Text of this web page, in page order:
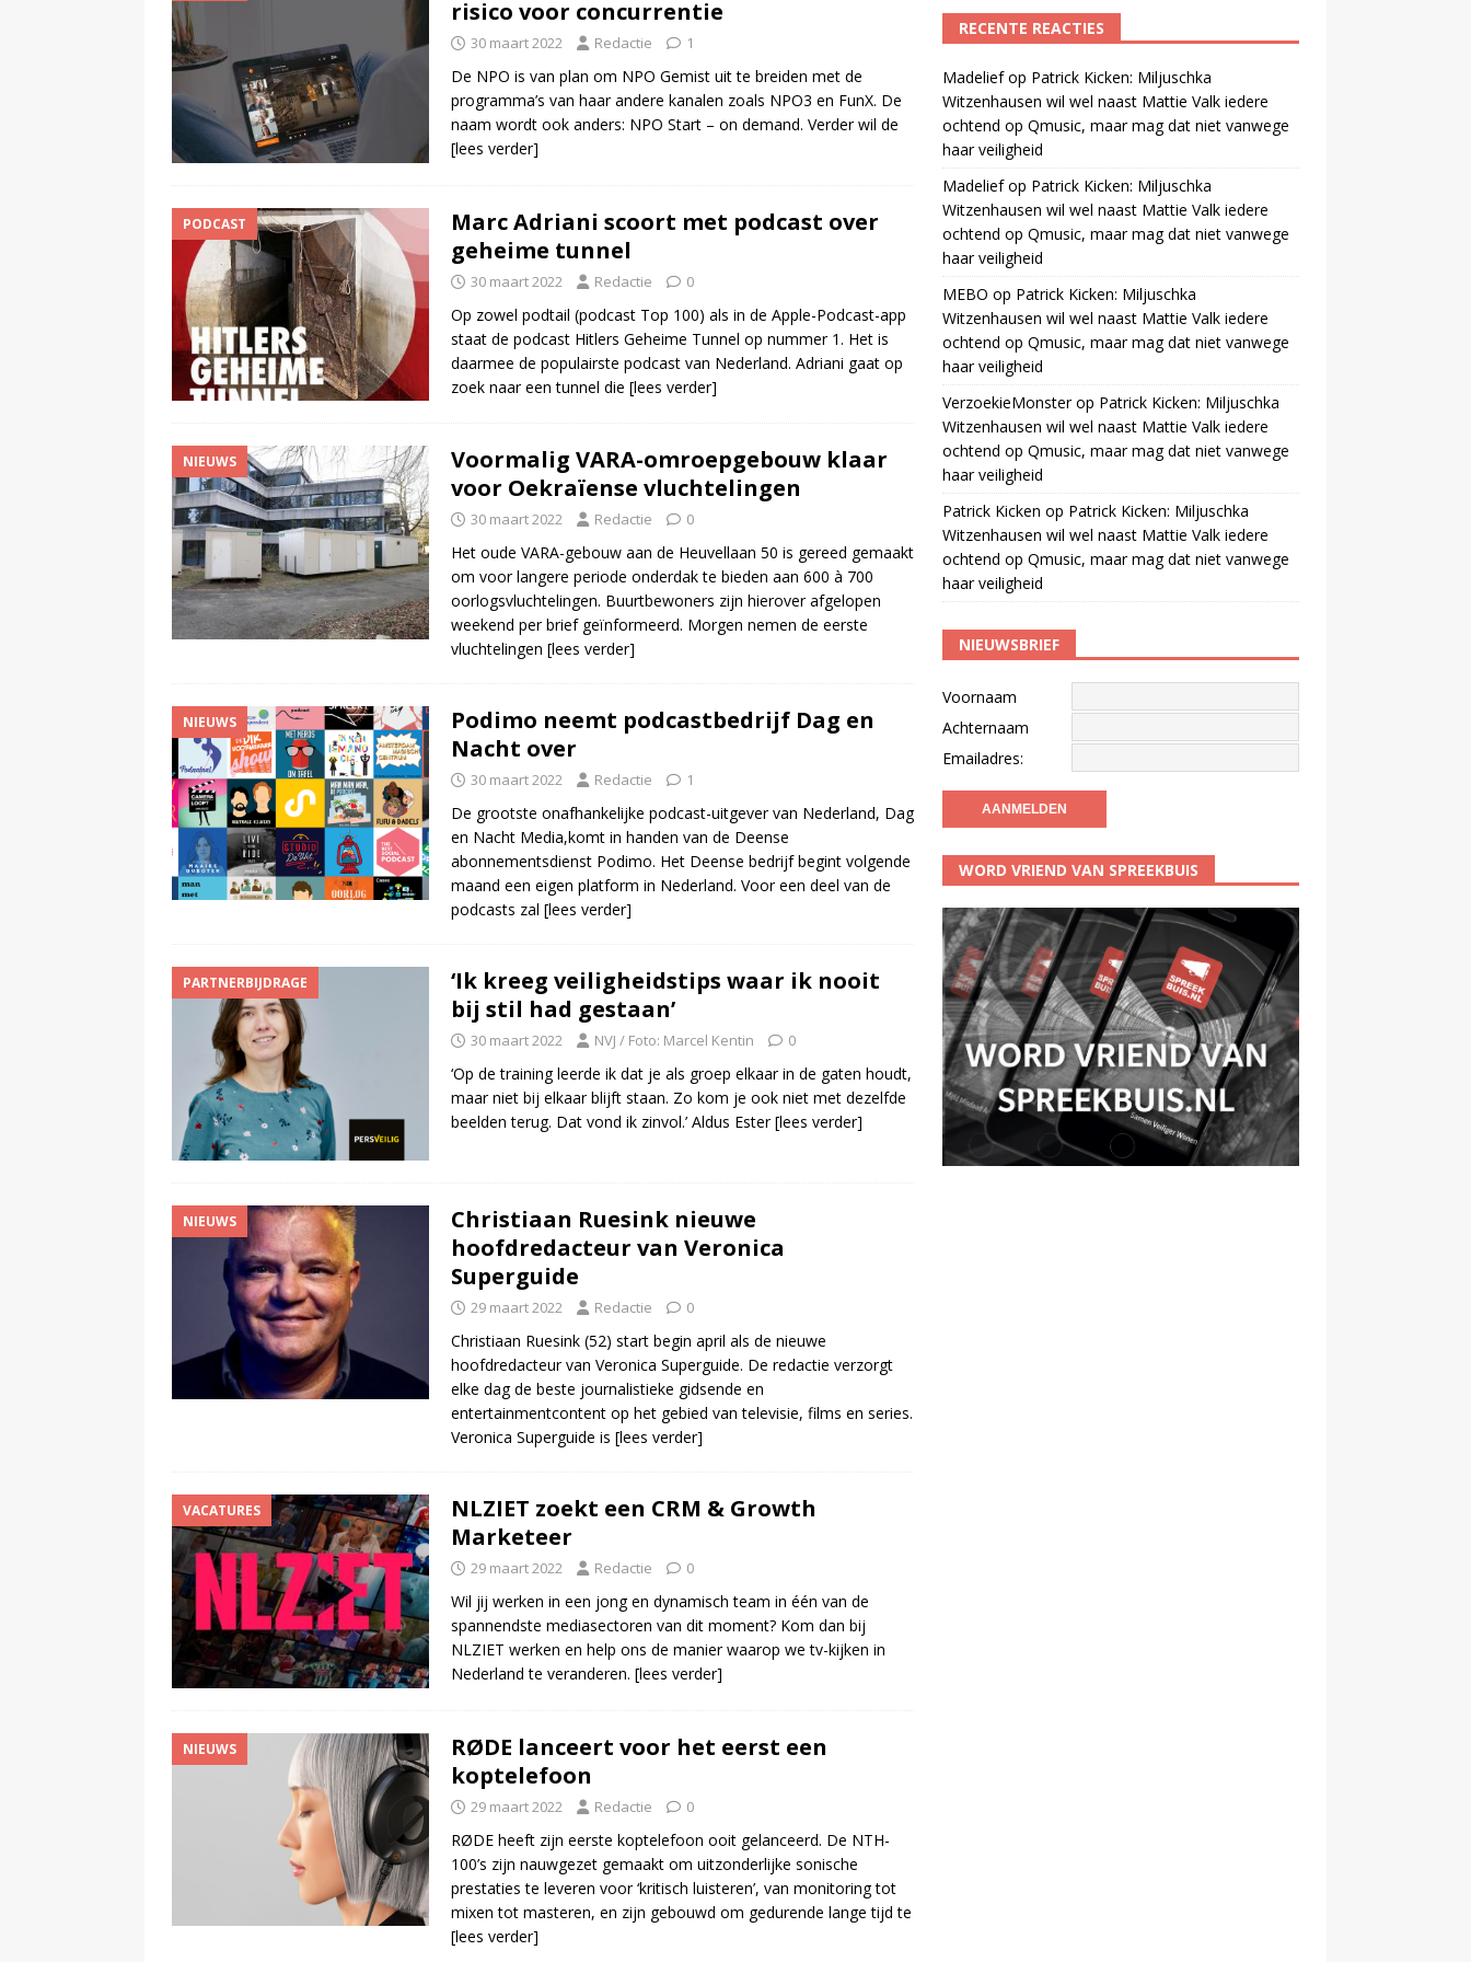
risico voor concurrentie
30 maart 2022 Redactie 1
De NPO is van plan om NPO Gemist uit te breiden met de
programma’s van haar andere kanalen zoals NPO3 en FunX. De
naam wordt ook anders: NPO Start – on demand. Verder wil de
[lees verder]
PODCAST
Marc Adriani scoort met podcast over
geheime tunnel
30 maart 2022 Redactie 0
Op zowel podtail (podcast Top 100) als in de Apple-Podcast-app
staat de podcast Hitlers Geheime Tunnel op nummer 1. Het is
daarmee de populairste podcast van Nederland. Adriani gaat op
zoek naar een tunnel die [lees verder]
NIEUWS
Voormalig VARA-omroepgebouw klaar
voor Oekraïense vluchtelingen
30 maart 2022 Redactie 0
Het oude VARA-gebouw aan de Heuvellaan 50 is gereed gemaakt
om voor langere periode onderdak te bieden aan 600 à 700
oorlogsvluchtelingen. Buurtbewoners zijn hierover afgelopen
weekend per brief geïnformeerd. Morgen nemen de eerste
vluchtelingen [lees verder]
NIEUWS
Podimo neemt podcastbedrijf Dag en
Nacht over
30 maart 2022 Redactie 1
De grootste onafhankelijke podcast-uitgever van Nederland, Dag
en Nacht Media,komt in handen van de Deense
abonnementsdienst Podimo. Het Deense bedrijf begint volgende
maand een eigen platform in Nederland. Voor een deel van de
podcasts zal [lees verder]
PARTNERBIJDRAGE
‘Ik kreeg veiligheidstips waar ik nooit
bij stil had gestaan’
30 maart 2022 NVJ / Foto: Marcel Kentin 0
‘Op de training leerde ik dat je als groep elkaar in de gaten houdt,
maar niet bij elkaar blijft staan. Zo kom je ook niet met dezelfde
beelden terug. Dat vond ik zinvol.’ Aldus Ester[lees verder]
NIEUWS
Christiaan Ruesink nieuwe
hoofdredacteur van Veronica
Superguide
29 maart 2022 Redactie 0
Christiaan Ruesink (52) start begin april als de nieuwe
hoofdredacteur van Veronica Superguide. De redactie verzorgt
elke dag de beste journalistieke gidsende en
entertainmentcontent op het gebied van televisie, films en series.
Veronica Superguide is [lees verder]
VACATURES
NLZIET zoekt een CRM & Growth
Marketeer
29 maart 2022 Redactie 0
Wil jij werken in een jong en dynamisch team in één van de
spannendste mediasectoren van dit moment? Kom dan bij
NLZIET werken en help ons de manier waarop we tv-kijken in
Nederland te veranderen. [lees verder]
NIEUWS
RØDE lanceert voor het eerst een
koptelefoon
29 maart 2022 Redactie 0
RØDE heeft zijn eerste koptelefoon ooit gelanceerd. De NTH-
100’s zijn nauwgezet gemaakt om uitzonderlijke sonische
prestaties te leveren voor ‘kritisch luisteren’, van monitoring tot
mixen tot masteren, en zijn gebouwd om gedurende lange tijd te
[lees verder]
RECENTE REACTIES
Madeliefop Patrick Kicken: Miljuschka
Witzenhausen wil wel naast Mattie Valk iedere
ochtend op Qmusic, maar mag dat niet vanwege
haar veiligheid
Madeliefop Patrick Kicken: Miljuschka
Witzenhausen wil wel naast Mattie Valk iedere
ochtend op Qmusic, maar mag dat niet vanwege
haar veiligheid
MEBO op Patrick Kicken: Miljuschka
Witzenhausen wil wel naast Mattie Valk iedere
ochtend op Qmusic, maar mag dat niet vanwege
haar veiligheid
VerzoekieMonsterop Patrick Kicken: Miljuschka
Witzenhausen wil wel naast Mattie Valk iedere
ochtend op Qmusic, maar mag dat niet vanwege
haar veiligheid
Patrick Kicken op Patrick Kicken: Miljuschka
Witzenhausen wil wel naast Mattie Valk iedere
ochtend op Qmusic, maar mag dat niet vanwege
haar veiligheid
NIEUWSBRIEF
Voornaam
Achternaam
Emailadres:
WORD VRIEND VAN SPREEKBUIS